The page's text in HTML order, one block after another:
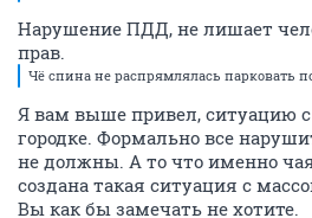
Нарушение ПДД, не лишает
прав.
Чё спина не распрямлялась парковать
Я вам выше привел, ситуацию
городке. Формально все
не должны. А то что именно
создана такая ситуация с
Вы как бы замечать не хотите.